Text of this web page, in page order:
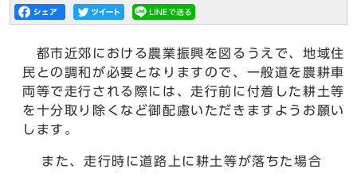
都市近郊における農業振興を図るうえで、地域住
民との調和が必要となりますので、一般道を農耕車
両等で走行される際には、走行前に付着した耕土等
を十分取り除くなど御配慮いただきますようお願い
します。
また、走行時に道路上に耕土等が落ちた場合